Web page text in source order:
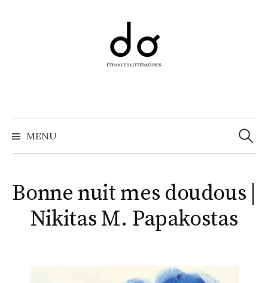
MENU
Bonne nuit mes doudous |
Nikitas M. Papakostas